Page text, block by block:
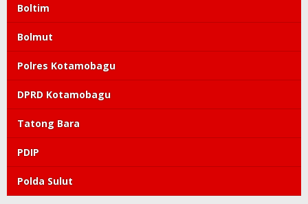
Boltim
Bolmut
Polres Kotamobagu
DPRD Kotamobagu
Tatong Bara
PDIP
Polda Sulut